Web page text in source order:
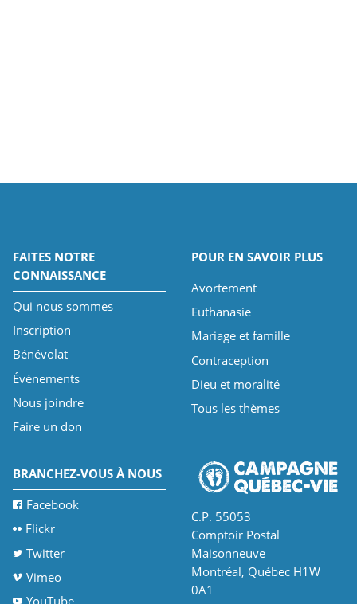
FAITES NOTRE
CONNAISSANCE
Qui nous sommes
Inscription
Bénévolat
Événements
Nous joindre
Faire un don
POUR EN SAVOIR PLUS
Avortement
Euthanasie
Mariage et famille
Contraception
Dieu et moralité
Tous les thèmes
BRANCHEZ-VOUS À NOUS
Facebook
Flickr
Twitter
Vimeo
C.P. 55053
Comptoir Postal
Maisonneuve
Montréal, Québec H1W
0A1